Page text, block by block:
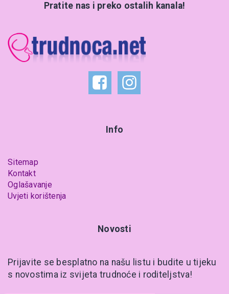
Pratite nas i preko ostalih kanala!
Info
Sitemap
Kontakt
Oglašavanje
Uvjeti korištenja
Novosti
Prijavite se besplatno na našu listu i budite u tijeku
s novostima iz svijeta trudnoće i roditeljstva!